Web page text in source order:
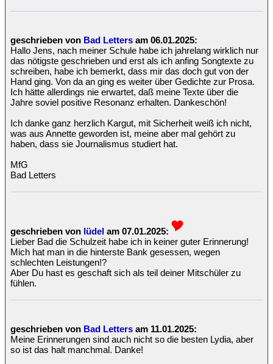
geschrieben von Bad Letters am 06.01.2025:
Hallo Jens, nach meiner Schule habe ich jahrelang wirklich nur
das nötigste geschrieben und erst als ich anfing Songtexte zu
schreiben, habe ich bemerkt, dass mir das doch gut von der
Hand ging. Von da an ging es weiter über Gedichte zur Prosa.
Ich hätte allerdings nie erwartet, daß meine Texte über die
Jahre soviel positive Resonanz erhalten. Dankeschön!
Ich danke ganz herzlich Kargut, mit Sicherheit weiß ich nicht,
was aus Annette geworden ist, meine aber mal gehört zu
haben, dass sie Journalismus studiert hat.
MfG
Bad Letters
geschrieben von lüdel am 07.01.2025:
Lieber Bad die Schulzeit habe ich in keiner guter Erinnerung!
Mich hat man in die hinterste Bank gesessen, wegen
schlechten Leistungen!?
Aber Du hast es geschaft sich als teil deiner Mitschüler zu
fühlen.
geschrieben von Bad Letters am 11.01.2025:
Meine Erinnerungen sind auch nicht so die besten Lydia, aber
so ist das halt manchmal. Danke!